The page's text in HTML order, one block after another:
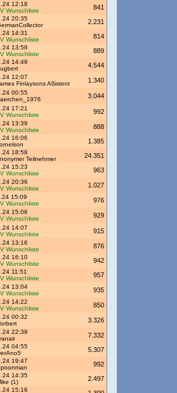
12:18
Wunschliste
841
20:35
2.231
14:31
Wunschliste
814
13:58
Wunschliste
889
14:49
4.544
12:07
Finlaysons Aßistent
1.340
00:55
3.044
17:21
Wunschliste 992
13:39
Wunschliste
888
16:06
1.385
18:58
Teilnehmer
24.351
15:23
Wunschliste
963
20:36
Wunschliste 1.027
15:09
Wunschliste
976
15:06
Wunschliste
929
14:07
Wunschliste 915
13:16
Wunschliste
876
16:10
Wunschliste
942
11:51
Wunschliste
957
13:04
Wunschliste 935
14:22
Wunschliste
850
00:32
3.326
22:39
7.332
04:55
5.307
19:47
992
14:35
(1)
2.497
15:16